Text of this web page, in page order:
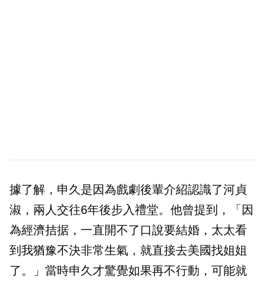
據了解，申久是因為戲劇後輩介紹認識了河貞
淑，兩人交往6年後步入禮堂。他曾提到，「因
為經濟拮据，一直開不了口說要結婚，太太看
到我猶豫不決非常生氣，就直接去美國找姐姐
了。」當時申久才驚覺如果再不行動，可能就